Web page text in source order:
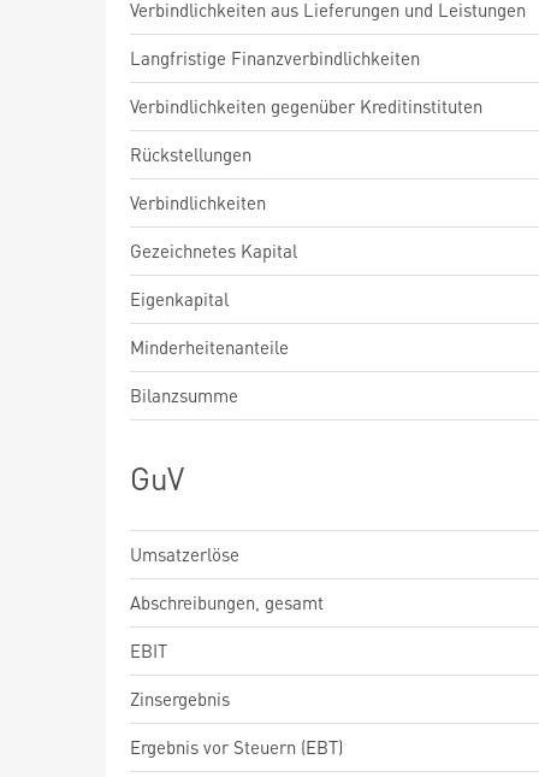
Verbindlichkeiten aus Lieferungen und Leistungen
Langfristige Finanzverbindlichkeiten
Verbindlichkeiten gegenüber Kreditinstituten
Rückstellungen
Verbindlichkeiten
Gezeichnetes Kapital
Eigenkapital
Minderheitenanteile
Bilanzsumme
GuV
Umsatzerlöse
Abschreibungen, gesamt
EBIT
Zinsergebnis
Ergebnis vor Steuern (EBT)